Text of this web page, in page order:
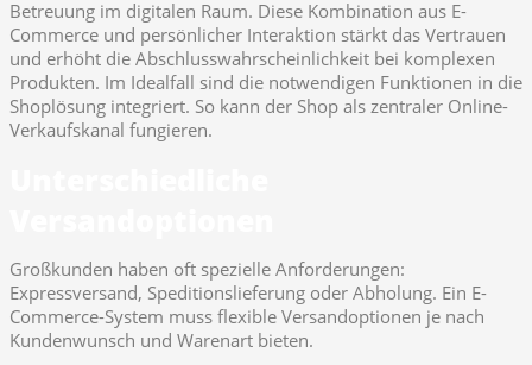
Betreuung im digitalen Raum. Diese Kombination aus E-
Commerce und persönlicher Interaktion stärkt das Vertrauen
und erhöht die Abschlusswahrscheinlichkeit bei komplexen
Produkten. Im Idealfall sind die notwendigen Funktionen in die
Shoplösung integriert. So kann der Shop als zentraler Online-
Verkaufskanal fungieren.
Großkunden haben oft spezielle Anforderungen:
Expressversand, Speditionslieferung oder Abholung. Ein E-
Commerce-System muss flexible Versandoptionen je nach
Kundenwunsch und Warenart bieten.